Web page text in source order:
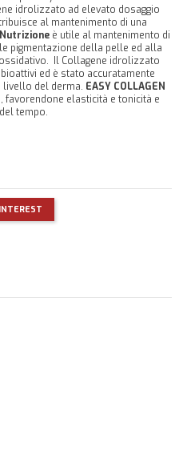
idrolizzato ad elevato dosaggio
al mantenimento di una
Nutrizione è utile al mantenimento di
pigmentazione della pelle ed alla
Il Collagene idrolizzato
ed è stato accuratamente
livello del derma. EASY COLLAGEN
favorendone elasticità e tonicità e
tempo.